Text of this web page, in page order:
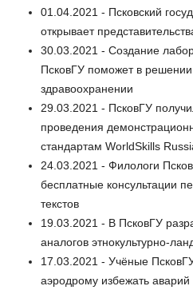
01.04.2021 - Псковский
открывает
30.03.2021 - Создание
ПсковГУ поможет в
здравоохранении
29.03.2021 - ПсковГУ
проведения
стандартам WorldSkills
24.03.2021 - Филологи
бесплатные консультации
текстов
19.03.2021 - В ПсковГУ
аналогов этнокультурно-
17.03.2021 - Учёные
аэродрому избежать аварий